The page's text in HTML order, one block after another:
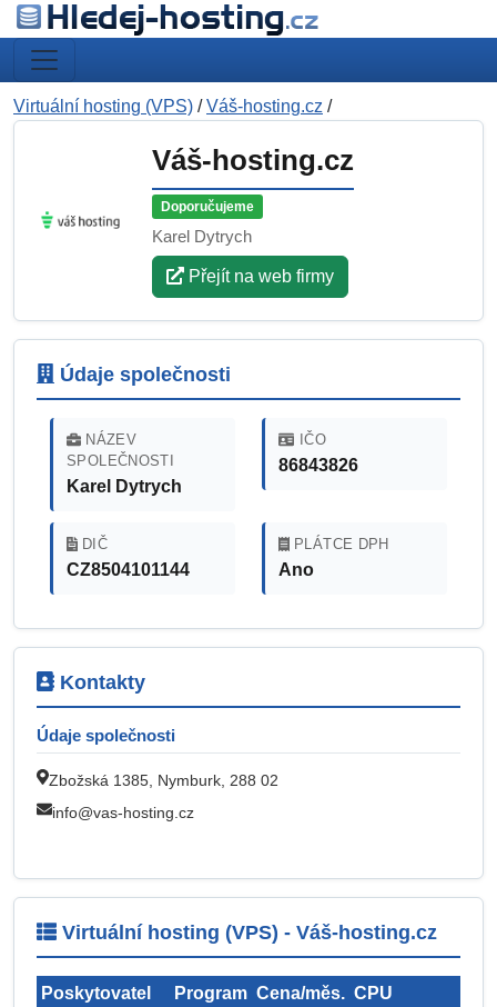
Virtuální hosting (VPS) /Váš-hosting.cz /
Váš-hosting.cz
Doporučujeme
Karel Dytrych
Přejít na web firmy
Údaje společnosti
NÁZEV
SPOLEČNOSTI
Karel Dytrych
IČO
86843826
DIČ
CZ8504101144
PLÁTCE DPH
Ano
Kontakty
Údaje společnosti
Zbožská 1385, Nymburk, 288 02
info@vas-hosting.cz
Virtuální hosting (VPS) - Váš-hosting.cz
Poskytovatel Program Cena/měs. CPU